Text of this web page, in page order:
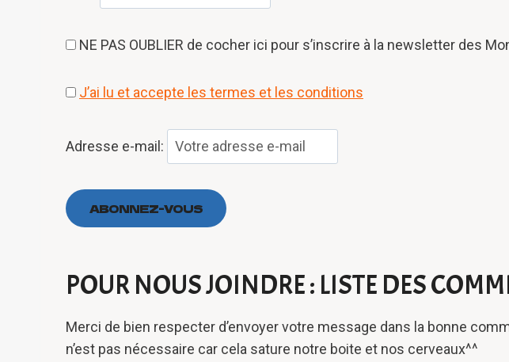
NE PAS OUBLIER de cocher ici pour s’inscrire à la newsletter des
J’ai lu et accepte les termes et les conditions
Adresse e-mail:
POUR NOUS JOINDRE : LISTE DES
Merci de bien respecter d’envoyer votre message dans la bonne
n’est pas nécessaire car cela sature notre boite et nos cerveaux^^